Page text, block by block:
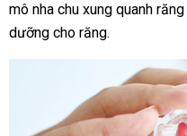
mô nha chu xung quanh
dưỡng cho răng.